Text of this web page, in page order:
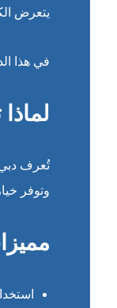
يتعرض
في هذا
تُعرف دبي
وتوفر